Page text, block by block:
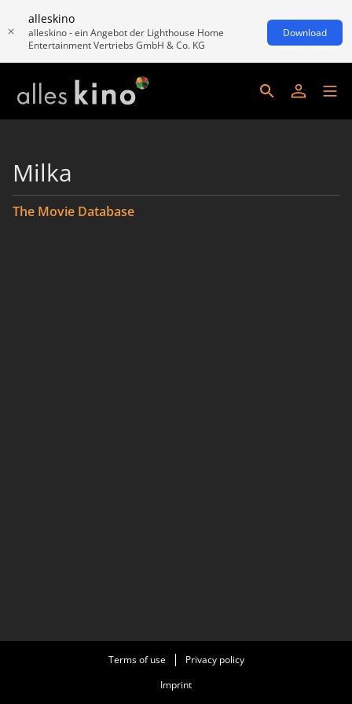
alleskino
alleskino - ein Angebot der Lighthouse Home
Entertainment Vertriebs GmbH & Co. KG
Download
Milka
The Movie Database
Terms of use
Privacy policy
Imprint